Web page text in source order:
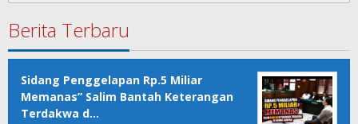
Berita Terbaru
Sidang Penggelapan Rp.5 Miliar
Memanas” Salim Bantah Keterangan
Terdakwa d…